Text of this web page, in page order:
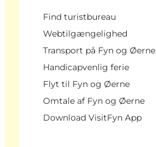
Find turistbureau
Webtilgængelighed
Transport på Fyn og Øerne
Handicapvenlig ferie
Flyt til Fyn og Øerne
Omtale af Fyn og Øerne
Download VisitFyn App